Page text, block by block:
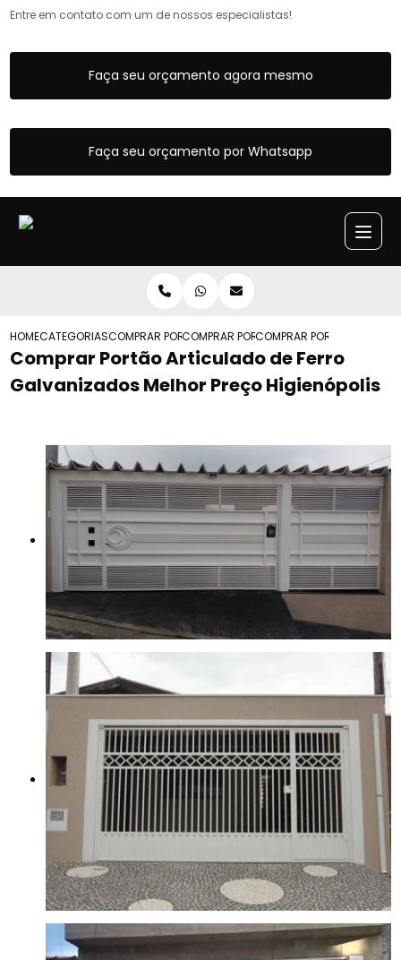
Entre em contato com um de nossos especialistas!
Faça seu orçamento agora mesmo
Faça seu orçamento por Whatsapp
HOMECATEGORIASCOMPRAR PORTOES ARTICULADOS
COMPRAR PORTAO ARTICULADO
COMPRAR PORTAO
Comprar Portão Articulado de Ferro
Galvanizados Melhor Preço Higienópolis